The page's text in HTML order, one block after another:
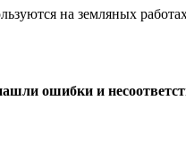
на земляных
ошибки и